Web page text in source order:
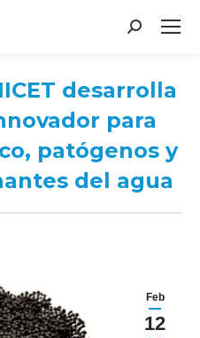
Search:
desarrolla
para
patógenos y
del agua
Feb
12